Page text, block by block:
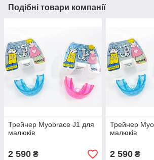
Подібні товари компанії
Трейнер Myobrace J1 для
малюків
2 590 ₴
Трейнер
малюків
2 590₴